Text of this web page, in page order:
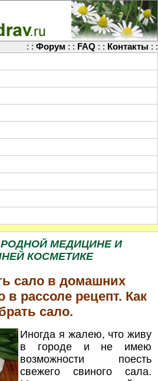
: : Форум : : FAQ : : Контакты : :
МЕДИЦИНЕ И
КОСМЕТИКЕ
сало в домашних
в рассоле рецепт. Как
сало.
Иногда я жалею, что живу
в городе и не имею
возможности поесть
свежего свиного сала.